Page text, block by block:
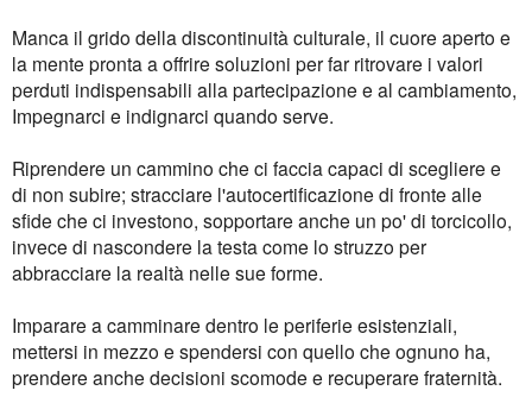
Manca il grido della discontinuità culturale, il cuore aperto e
la mente pronta a offrire soluzioni per far ritrovare i valori
perduti indispensabili alla partecipazione e al cambiamento,
Impegnarci e indignarci quando serve.
Riprendere un cammino che ci faccia capaci di scegliere e
di non subire; stracciare l'autocertificazione di fronte alle
sfide che ci investono, sopportare anche un po' di torcicollo,
invece di nascondere la testa come lo struzzo per
abbracciare la realtà nelle sue forme.
Imparare a camminare dentro le periferie esistenziali,
mettersi in mezzo e spendersi con quello che ognuno ha,
prendere anche decisioni scomode e recuperare fraternità.